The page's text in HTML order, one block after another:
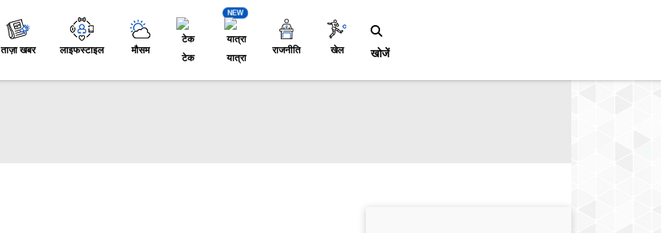
ताज़ा खबर लाइफस्टाइल मौसम
टेक
NEW
यात्रा
राजनीति खेल खोजें